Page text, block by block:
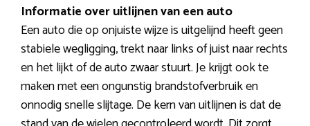
Informatie over uitlijnen van een auto
Een auto die op onjuiste wijze is uitgelijnd heeft geen
stabiele wegligging, trekt naar links of juist naar rechts
en het lijkt of de auto zwaar stuurt. Je krijgt ook te
maken met een ongunstig brandstofverbruik en
onnodig snelle slijtage. De kern van uitlijnen is dat de